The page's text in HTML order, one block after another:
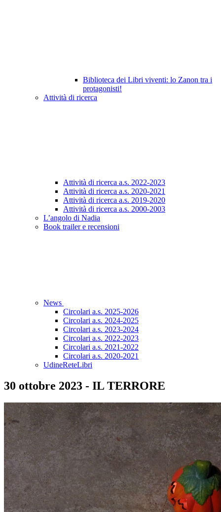
Biblioteca dei Libri viventi: lo Zanon tra i
protagonisti!
Attività di ricerca
Attività di ricerca a.s. 2022-2023
Attività di ricerca a.s. 2020-2021
Attività di ricerca a.s. 2019-2020
Attività di ricerca a.s. 2000-2003
L’angolo di Nadia
Book trailer e recensioni
News
Circolari a.s. 2025-2026
Circolari a.s. 2024-2025
Circolari a.s. 2023-2024
Circolari a.s. 2022-2023
Circolari a.s. 2021-2022
Circolari a.s. 2020-2021
UdineReteLibri
30 ottobre 2023 - IL TERRORE